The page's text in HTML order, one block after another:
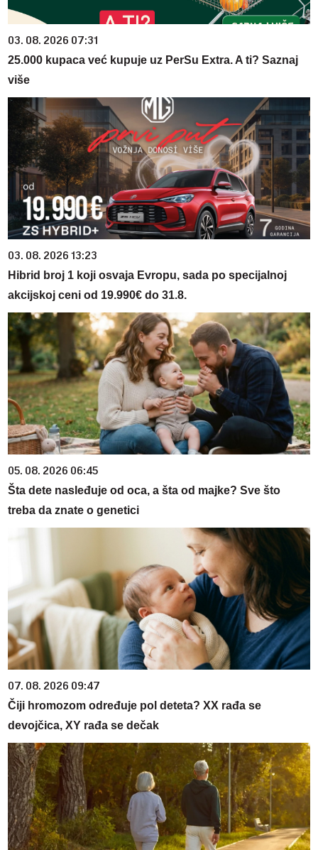
03. 08. 2026 07:31
25.000 kupaca već kupuje uz PerSu Extra. A ti? Saznaj
više
03. 08. 2026 13:23
Hibrid broj 1 koji osvaja Evropu, sada po specijalnoj
akcijskoj ceni od 19.990€ do 31.8.
05. 08. 2026 06:45
Šta dete nasleđuje od oca, a šta od majke? Sve što
treba da znate o genetici
07. 08. 2026 09:47
Čiji hromozom određuje pol deteta? XX rađa se
devojčica, XY rađa se dečak